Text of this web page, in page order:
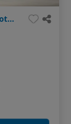
Fotografie mit dem Pinsel: vom Foto zum Kunstwerk